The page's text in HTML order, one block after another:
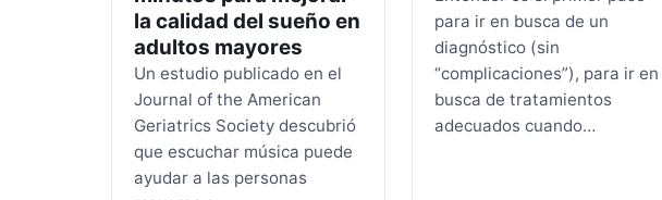
la calidad del sueño en
adultos mayores
Un estudio publicado en el
Journal of the American
Geriatrics Society descubrió
que escuchar música puede
ayudar a las personas
para ir en busca de un
diagnóstico (sin
“complicaciones”), para ir en
busca de tratamientos
adecuados cuando…